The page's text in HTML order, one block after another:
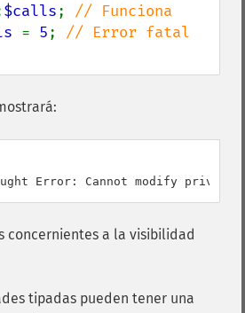
$calls;
= 5;
concernientes a la visibilidad
tipadas pueden tener una